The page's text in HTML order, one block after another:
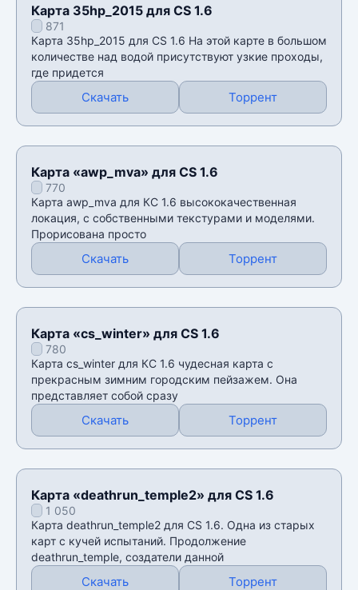
Карта 35hp_2015 для CS 1.6
871
Карта 35hp_2015 для CS 1.6 На этой карте в большом
количестве над водой присутствуют узкие проходы,
где придется
Скачать Торрент
Карта «awp_mva» для CS 1.6
770
Карта awp_mva для КС 1.6 высококачественная
локация, с собственными текстурами и моделями.
Прорисована просто
Скачать Торрент
Карта «cs_winter» для CS 1.6
780
Карта cs_winter для КС 1.6 чудесная карта с
прекрасным зимним городским пейзажем. Она
представляет собой сразу
Скачать Торрент
Карта «deathrun_temple2» для CS 1.6
1 050
Карта deathrun_temple2 для CS 1.6. Одна из старых
карт с кучей испытаний. Продолжение
deathrun_temple, создатели данной
Скачать Торрент